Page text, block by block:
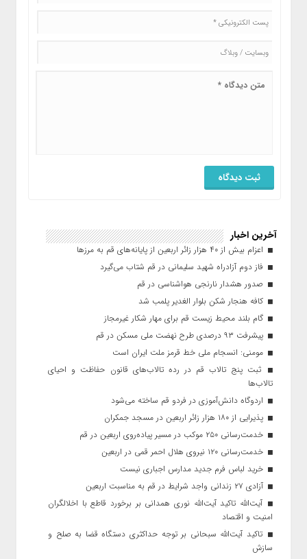
آخرین اخبار
اعزام بیش از ۴۰ هزار زائر اربعین از پایانه‌های قم به مرزها
فاز دوم آزادراه شهید سلیمانی در قم شتاب می‌گیرد
صدور هشدار نارنجی هواشناسی در قم
کافه هنجار شکن بلوار الغدیر پلمب شد
گام بلند محیط زیست قم برای مهار شکار غیرمجاز
پیشرفت ۹۳ درصدی طرح نهضت ملی مسکن در قم
مومنی: انسجام ملی خط قرمز ملت ایران است
ثبت پنج تالاب قم در رده تالاب‌های قانون حفاظت و احیای
تالاب‌ها
اردوگاه دانش‌آموزی در فردو قم ساخته می‌شود
پذیرایی از ۱۸۰ هزار زائر اربعین در مسجد جمکران
خدمت‌رسانی ۲۵۰ موکب در مسیر پیاده‌روی اربعین در قم
خدمت‌رسانی ۱۲۰ نیروی هلال احمر قمی در اربعین
خرید لباس فرم جدید مدارس اجباری نیست
آزادی ۲۷ زندانی واجد شرایط در قم به مناسبت اربعین
آیت‌الله تاکید آیت‌الله نوری همدانی بر برخورد قاطع با اخلالگران
امنیت و اقتصاد
تاکید آیت‌الله‌ سبحانی بر توجه حداکثری دستگاه قضا به صلح و
سازش